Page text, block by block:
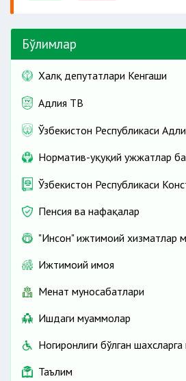
таъминоти учун
даволаш-
ҳисоботлар тақдим
билан мурожаат қилиши;
бирга яшаши шарт.
муассасаларига
таъминоти учун
ҳисоботлар тақдим этиши;
Бўлимлар
Халқ депутатлари Кенгаши
Адлия ТВ
Ўзбекистон Республикаси
Норматив-ҳуқуқий ҳужжатлар
Ўзбекистон Республикаси
Пенсия ва нафақалар
"Инсон" ижтимоий хизматлар
Ижтимоий ҳимоя
Меҳнат муносабатлари
Ишдаги муаммолар
Ногиронлиги бўлган
Таълим